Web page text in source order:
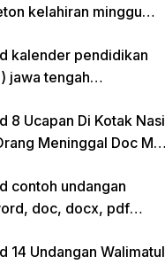
kelahiran minggu
kalender pendidikan
jawa tengah
8 Ucapan Di Kotak Nasi
Meninggal Doc Ms.
contoh undangan
doc, docx, pdf
14 Undangan Walimatul